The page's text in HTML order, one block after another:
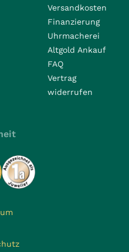
Versandkosten
Finanzierung
Uhrmacherei
Altgold Ankauf
FAQ
Vertrag
widerrufen